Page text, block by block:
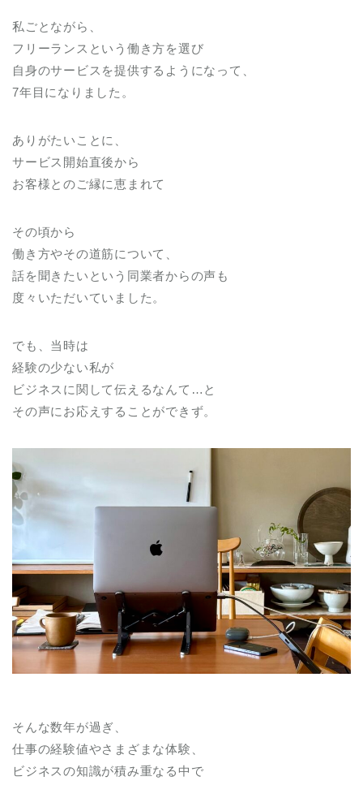
私ごとながら、
フリーランスという働き方を選び
自身のサービスを提供するようになって、
7年目になりました。
ありがたいことに、
サービス開始直後から
お客様とのご縁に恵まれて
その頃から
働き方やその道筋について、
話を聞きたいという同業者からの声も
度々いただいていました。
でも、当時は
経験の少ない私が
ビジネスに関して伝えるなんて…と
その声にお応えすることができず。
そんな数年が過ぎ、
仕事の経験値やさまざまな体験、
ビジネスの知識が積み重なる中で